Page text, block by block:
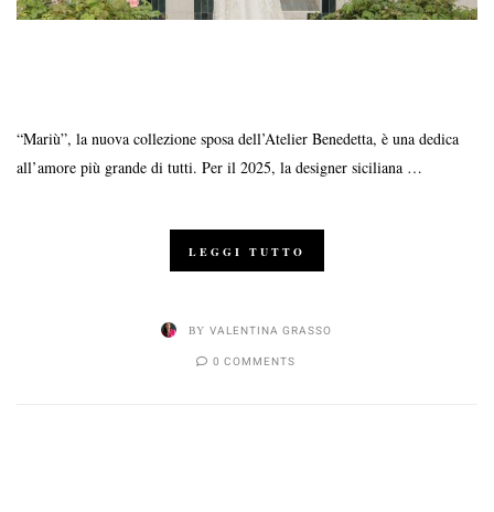
“Mariù”, la nuova collezione sposa dell’Atelier Benedetta, è una dedica
all’amore più grande di tutti. Per il 2025, la designer siciliana …
LEGGI TUTTO
BY VALENTINA GRASSO
0 COMMENTS